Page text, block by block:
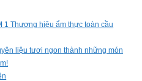
1 Thương hiệu ẩm thực toàn cầu
liệu tươi ngon thành những món